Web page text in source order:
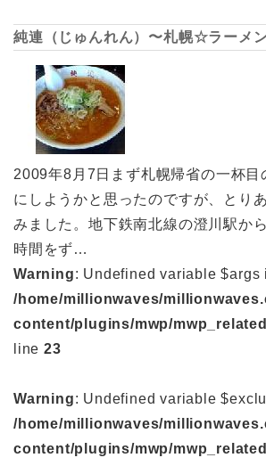
純連（じゅんれん）〜札幌☆ラーメ
2009年8月7日まず札幌帰省の一杯目
にしようかと思ったのですが、とり
みました。地下鉄南北線の澄川駅か
時間をず…
Warning: Undefined variable $args
/home/millionwaves/
content/plugins/mwp/
line 23
Warning: Undefined variable
/home/millionwaves/
content/plugins/mwp/